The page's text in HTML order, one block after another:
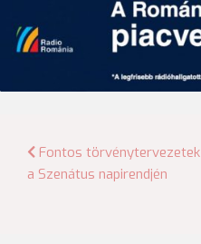
Bejegyzés
navigáció
Fontos törvénytervezetek
a Szenátus napirendjén